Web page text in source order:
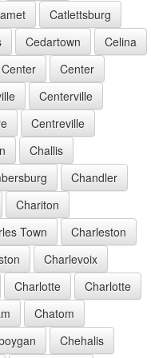
Catlettsburg
Cedartown
Celina
Center
Center
Centerville
Centreville
Challis
Chandler
Chariton
Town
Charleston
Charlevoix
Charlotte
Charlotte
Chatom
Chehalis